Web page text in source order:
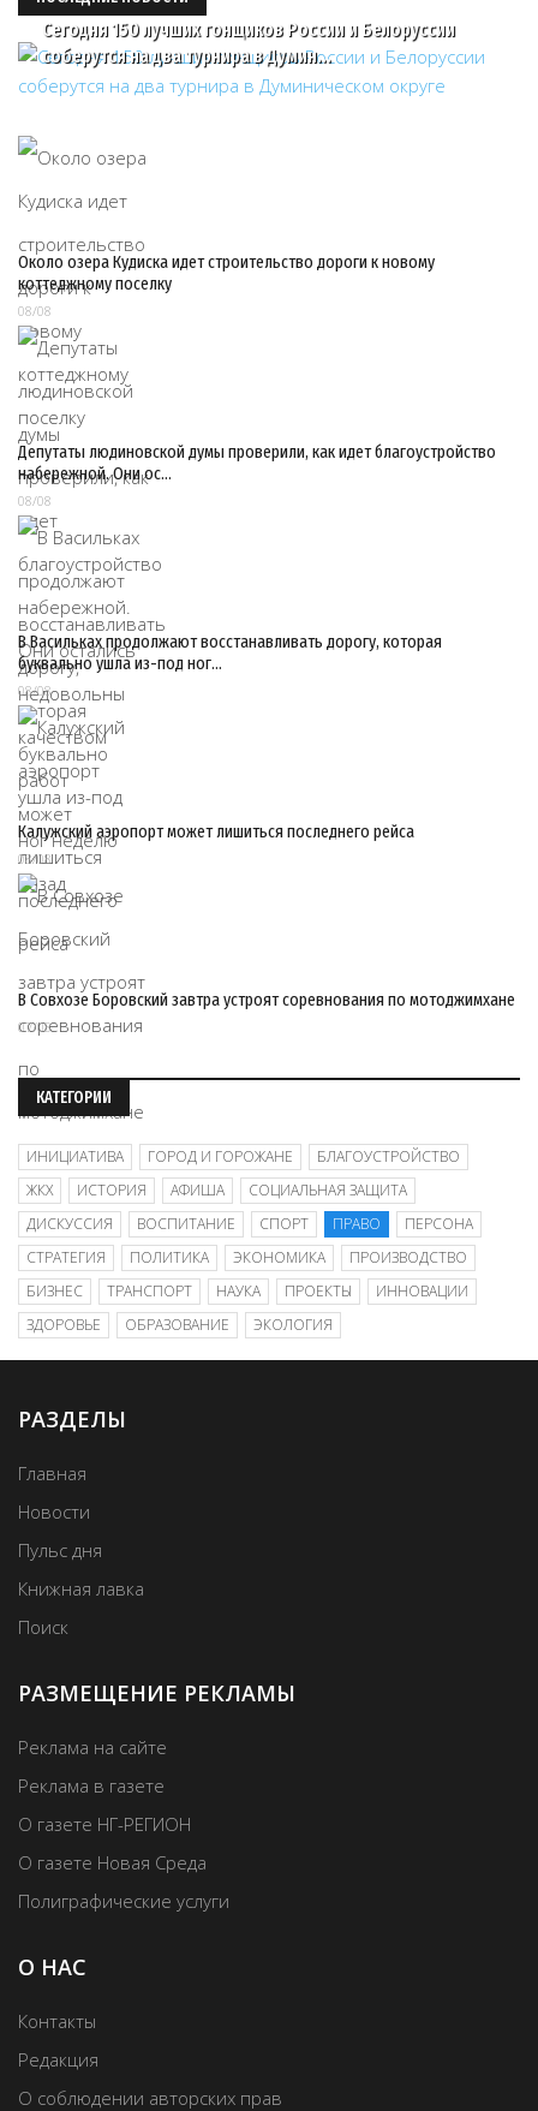
Сегодня 150 лучших гонщиков России и Белоруссии
соберутся на два турнира в Думин…
Около озера Кудиска идет строительство дороги к новому
коттеджному поселку
08/08
Депутаты людиновской думы проверили, как идет благоустройство
набережной. Они ос…
08/08
В Васильках продолжают восстанавливать дорогу, которая
буквально ушла из-под ног…
08/08
Калужский аэропорт может лишиться последнего рейса
08/08
В Совхозе Боровский завтра устроят соревнования по мотоджимхане
07/08
КАТЕГОРИИ
ИНИЦИАТИВА ГОРОД И ГОРОЖАНЕ
БЛАГОУСТРОЙСТВО
ЖКХ
ИСТОРИЯ АФИША
СОЦИАЛЬНАЯ ЗАЩИТА
ДИСКУССИЯ
ВОСПИТАНИЕ СПОРТ ПРАВО
ПЕРСОНА
СТРАТЕГИЯ
ПОЛИТИКА ЭКОНОМИКА
ПРОИЗВОДСТВО
БИЗНЕС
ТРАНСПОРТ НАУКА ПРОЕКТЫ
ИННОВАЦИИ
ЗДОРОВЬЕ
ОБРАЗОВАНИЕ ЭКОЛОГИЯ
РАЗДЕЛЫ
Главная
Новости
Пульс дня
Книжная лавка
Поиск
РАЗМЕЩЕНИЕ РЕКЛАМЫ
Реклама на сайте
Реклама в газете
О газете НГ-РЕГИОН
О газете Новая Среда
Полиграфические услуги
О НАС
Контакты
Редакция
О соблюдении авторских прав